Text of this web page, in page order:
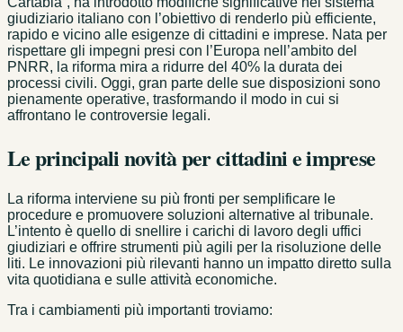
giudiziario italiano con l’obiettivo di renderlo più efficiente,
rapido e vicino alle esigenze di cittadini e imprese. Nata per
rispettare gli impegni presi con l’Europa nell’ambito del
PNRR, la riforma mira a ridurre del 40% la durata dei
processi civili. Oggi, gran parte delle sue disposizioni sono
pienamente operative, trasformando il modo in cui si
affrontano le controversie legali.
Le principali novità per cittadini e imprese
La riforma interviene su più fronti per semplificare le
procedure e promuovere soluzioni alternative al tribunale.
L’intento è quello di snellire i carichi di lavoro degli uffici
giudiziari e offrire strumenti più agili per la risoluzione delle
liti. Le innovazioni più rilevanti hanno un impatto diretto sulla
vita quotidiana e sulle attività economiche.
Tra i cambiamenti più importanti troviamo: